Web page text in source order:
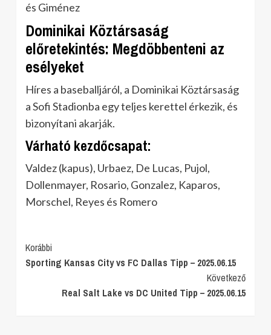
és Giménez
Dominikai Köztársaság
előretekintés: Megdöbbenteni az
esélyeket
Híres a baseballjáról, a Dominikai Köztársaság
a Sofi Stadionba egy teljes kerettel érkezik, és
bizonyítani akarják.
Várható kezdőcsapat:
Valdez (kapus), Urbaez, De Lucas, Pujol,
Dollenmayer, Rosario, Gonzalez, Kaparos,
Morschel, Reyes és Romero
Post
Navigation
Korábbi
Sporting Kansas City vs FC Dallas Tipp – 2025.06.15
Következő
Real Salt Lake vs DC United Tipp – 2025.06.15